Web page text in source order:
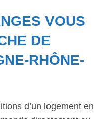
VOUS
DE
RHÔNE-
d’un logement en